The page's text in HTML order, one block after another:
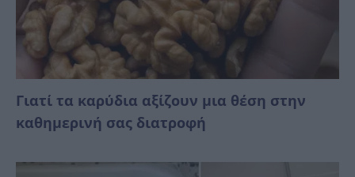
Γιατί τα καρύδια αξίζουν μια θέση στην
καθημερινή σας διατροφή